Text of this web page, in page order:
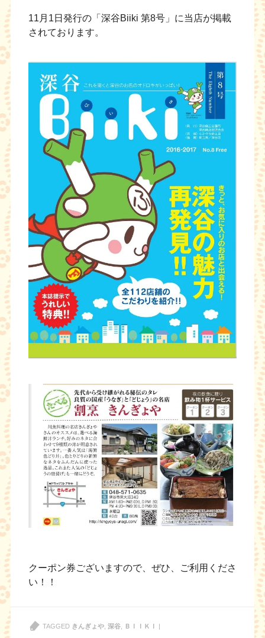
11月1日発行の「深谷Biiki 第8号」に当店が掲載
されております。
クーポン券ございますので、ぜひ、ご利用くださ
い！！
TAGGED きんぎょや, 深谷, ＢＩＩＫＩ |